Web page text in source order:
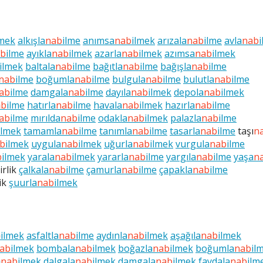
alkışlanabilme anımsanabilmekarızalanabilme avlanab
ilme ayıklanabilmekazarlanabilmekazımsanabilmek
ilmek baltalanabilme bağıtlanabilme bağışlanabilme
ilme boğumlanabilme bulgulanabilme bulutlanabilme
ilme damgalanabilme dayılanabilmekdepolanabilmek
ilme hatırlanabilme havalanabilmek hazırlanabilme
ilme mırıldanabilme odaklanabilmek palazlanabilme
tamamlanabilme tanımlanabilme tasarlanabilme taşı
ilmek uygulanabilmek uğurlanabilmekvurgulanabilme
ilmekyaralanabilmekyararlanabilme yargılanabilme yaşa
çalkalanabilme çamurlanabilme çapaklanabilme
şuurlanabilmek
ilmekasfaltlanabilme aydınlanabilmekaşağılanabilmek
ilmek bombalanabilmek boğazlanabilmek boğumlanab